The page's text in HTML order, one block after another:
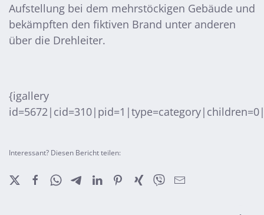
Aufstellung bei dem mehrstöckigen Gebäude und
bekämpften den fiktiven Brand unter anderen
über die Drehleiter.
{igallery
Interessant? Diesen Bericht teilen: